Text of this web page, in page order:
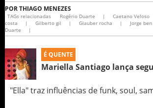
PORTHIAGO MENEZES
TAGs relacionadas Rogério Duarte | Caetano Veloso
costa
| Gilberto gil | Glauber rocha | Jorge ben
Duarte
|
É QUENTE
Mariella Santiago lança
"Ella" traz influências de funk, soul,